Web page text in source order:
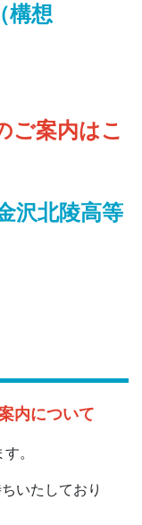
構想
ご案内はこ
沢北陵高等
内について
。
いたしており